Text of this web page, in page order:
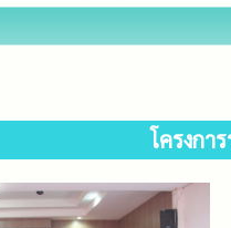
โครงกา